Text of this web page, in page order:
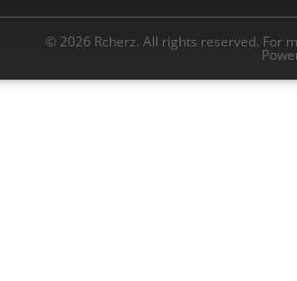
© 2026 Rcherz. All rights reserved. For